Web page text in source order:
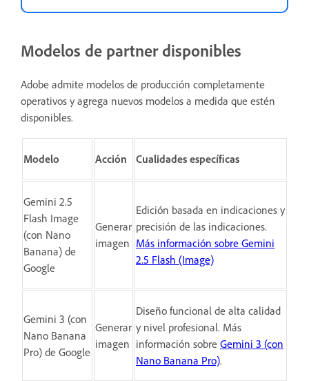
Modelos de partner disponibles
Adobe admite modelos de producción completamente
operativos y agrega nuevos modelos a medida que estén
disponibles.
Modelo Acción Cualidades específicas
Gemini 2.5
Flash Image
(con Nano
Banana) de
Google
Generar
imagen
Edición basada en indicaciones y
precisión de las indicaciones.
Más información sobre Gemini
2.5 Flash (Image)
Gemini 3 (con
Nano Banana
Pro) de Google​
Generar
imagen
Diseño funcional de alta calidad
y nivel profesional. Más
información sobre Gemini 3 (con
Nano Banana Pro).